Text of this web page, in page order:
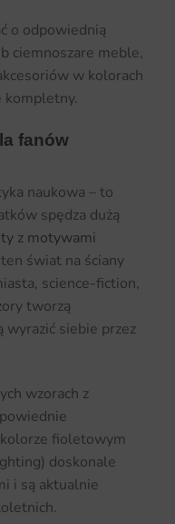
o odpowiednią
ciemnoszare meble,
w kolorach
kompletny.
fanów
naukowa – to
spędza dużą
z motywami
świat na ściany
science-fiction,
tworzą
siebie przez
wzorach z
fioletowym
doskonale
i są aktualnie